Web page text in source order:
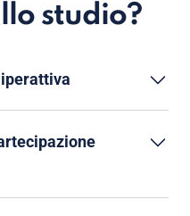
studio?